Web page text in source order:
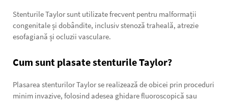
Stenturile Taylor sunt utilizate frecvent pentru malformații
congenitale și dobândite, inclusiv stenoză traheală, atrezie
esofagiană și ocluzii vasculare.
Cum sunt plasate stenturile Taylor?
Plasarea stenturilor Taylor se realizează de obicei prin proceduri
minim invazive, folosind adesea ghidare fluoroscopică sau